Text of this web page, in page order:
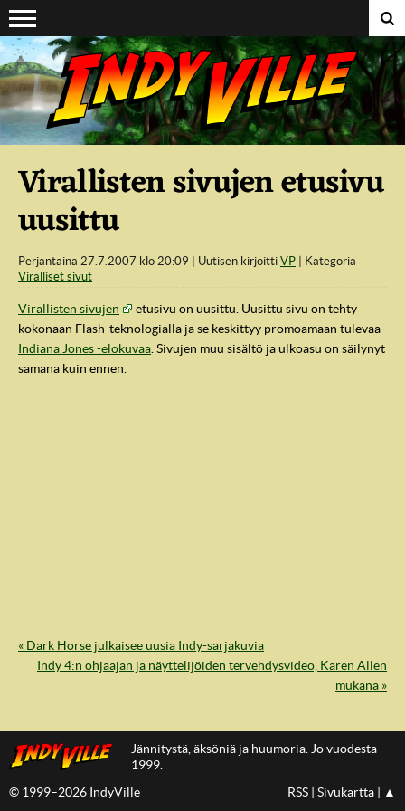
Suoraan sisältöön
IndyVille
Virallisten sivujen etusivu
uusittu
Perjantaina 27.7.2007 klo 20:09 Uutisen kirjoitti VP
Kategoria
Viralliset sivut
Virallisten sivujen
etusivu on uusittu. Uusittu sivu on tehty
kokonaan Flash-teknologialla ja se keskittyy promoamaan tulevaa
Indiana Jones -elokuvaa . Sivujen muu sisältö ja ulkoasu on säilynyt
samana kuin ennen.
« Dark Horse julkaisee uusia Indy-sarjakuvia
Indy 4:n ohjaajan ja näyttelijöiden tervehdysvideo, Karen Allen
mukana »
Jännitystä, äksöniä ja huumoria. Jo vuodesta
1999.
© 1999–2026 IndyVille
RSS Sivukartta ▲